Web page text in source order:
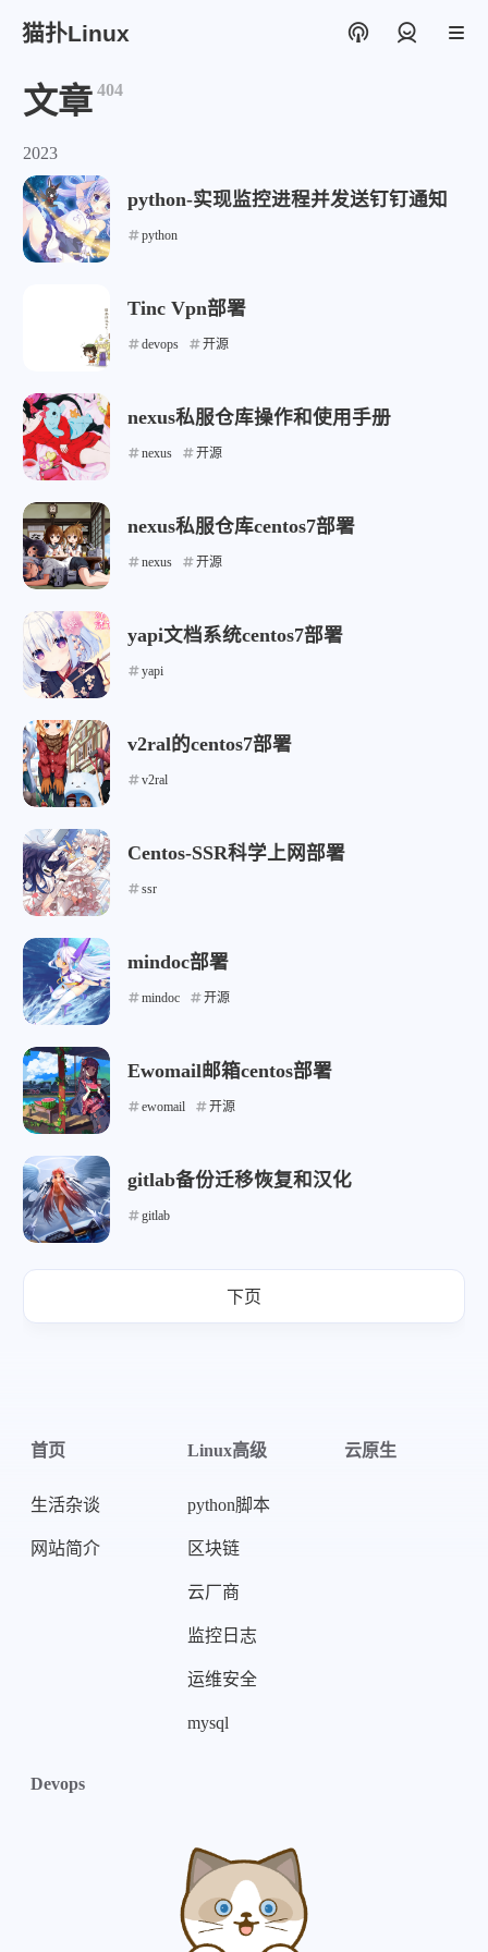
微信 支付宝
猫扑Linux
文章 404
2023
python-实现监控进程并发送钉钉通知
python
Tinc Vpn部署
devops 开源
nexus私服仓库操作和使用手册
nexus 开源
nexus私服仓库centos7部署
nexus 开源
yapi文档系统centos7部署
yapi
v2ral的centos7部署
v2ral
Centos-SSR科学上网部署
ssr
mindoc部署
mindoc 开源
Ewomail邮箱centos部署
ewomail 开源
gitlab备份迁移恢复和汉化
gitlab
下页
首页
生活杂谈
网站简介
Linux高级
python脚本
区块链
云厂商
监控日志
运维安全
mysql
云原生
Devops